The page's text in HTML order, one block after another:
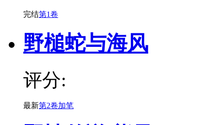
完结第1卷
野槌蛇与海风
评分:
最新第2卷加笔